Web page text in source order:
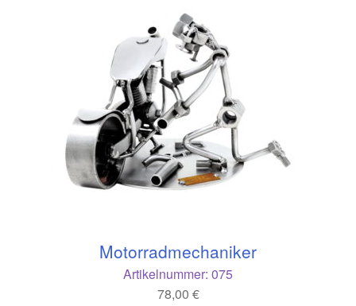
Motorradmechaniker
Artikelnummer: 075
78,00 €